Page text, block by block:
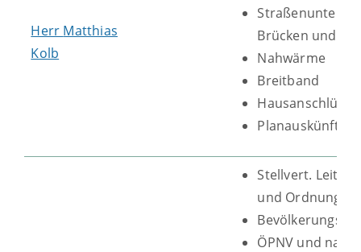
Herr Matthias
Kolb
Brücken und
Nahwärme
Breitband
Hausanschlüsse
Planauskünfte
Stellvert.
und
ÖPNV und